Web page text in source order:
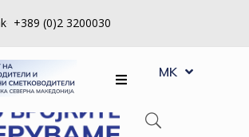
+389 (0)2 3200030
MK
SQ